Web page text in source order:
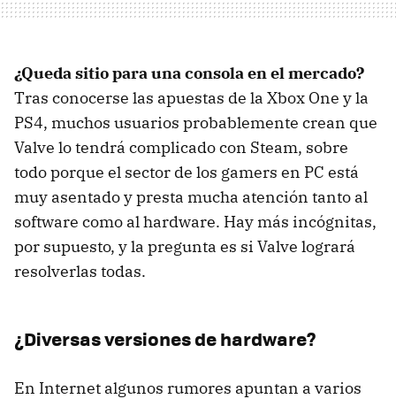
¿Queda sitio para una consola en el mercado?
Tras conocerse las apuestas de la Xbox One y la
PS4, muchos usuarios probablemente crean que
Valve lo tendrá complicado con Steam, sobre
todo porque el sector de los gamers en PC está
muy asentado y presta mucha atención tanto al
software como al hardware. Hay más incógnitas,
por supuesto, y la pregunta es si Valve logrará
resolverlas todas.
¿Diversas versiones de hardware?
En Internet algunos rumores apuntan a varios